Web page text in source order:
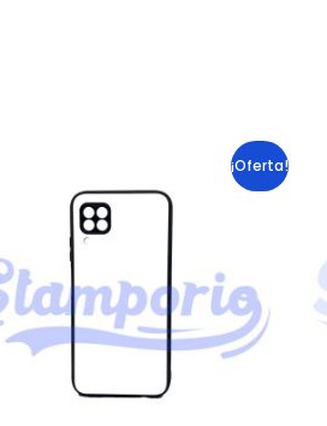
¡Oferta!
Este
producto
variantes.
Las
opciones
se